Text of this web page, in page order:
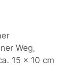
Weg,
15 x 10 cm